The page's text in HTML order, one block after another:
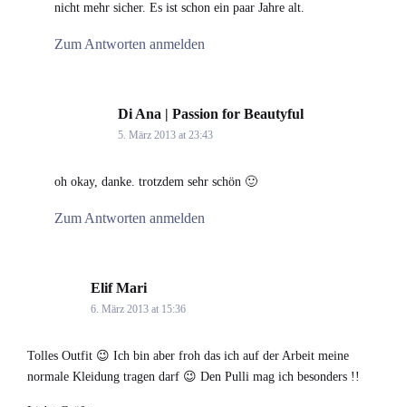
nicht mehr sicher. Es ist schon ein paar Jahre alt.
Zum Antworten anmelden
Di Ana | Passion for Beautyful
5. März 2013 at 23:43
oh okay, danke. trotzdem sehr schön 🙂
Zum Antworten anmelden
Elif Mari
6. März 2013 at 15:36
Tolles Outfit 😉 Ich bin aber froh das ich auf der Arbeit meine
normale Kleidung tragen darf 😉 Den Pulli mag ich besonders !!